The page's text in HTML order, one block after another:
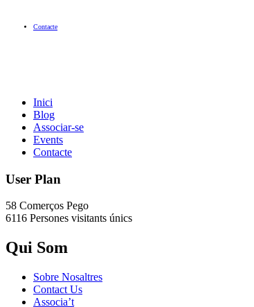
Contacte
Inici
Blog
Associar-se
Events
Contacte
User Plan
58 Comerços Pego
6116 Persones visitants únics
Qui Som
Sobre Nosaltres
Contact Us
Associa’t